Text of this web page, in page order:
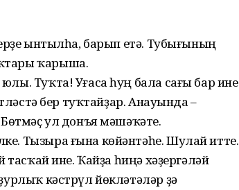
ынтылһа, барып етә. Тубығының
ҡарыша.
Туҡта! Уғаса һуң бала сағы бар ине
бер туҡтайҙар. Анауында –
ул донъя мәшәҡәте.
Тызыра ғына көйәнтәһе. Шулай итте.
ине. Ҡайҙа һиңә хәҙергәләй
кәстрүл йөкләтәләр ҙә